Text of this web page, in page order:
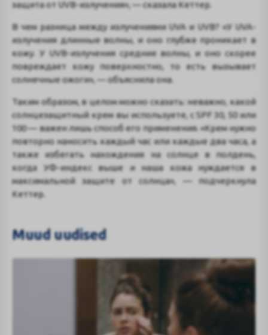
защита от UVB-излучения», — сказала Кеттер.
В чем разница между излучениями UVA и UVB? «У UVA-
излучения длинные волны, и оно глубже проникает в
кожу. У UVB-излучения средние волны, и оно скорее
повреждает кожу поверхностно, то есть вызывает
солнечные ожоги», — объяснила она.
Таким образом, в целом можно сказать: неважно, какой
солнцезащитный крем вы используете, с SPF 30, 50 или
100 — важен лишь способ его применения. «Крем нужно
повторно наносить каждый час или каждые два часа, а
также избегать нахождения на солнце в полдень,
когда УФ-индекс выше и наша кожа нуждается в
максимальной защите от солнца», — подчеркнула
Кеттер.
Muud uudised